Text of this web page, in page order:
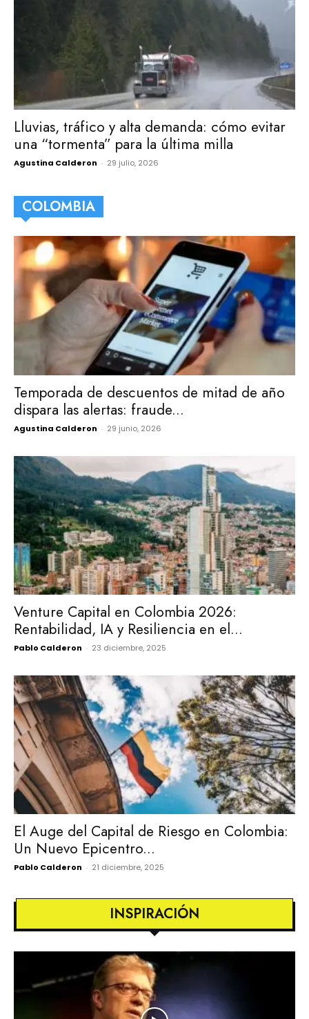
Lluvias, tráfico y alta demanda: cómo evitar
una “tormenta” para la última milla
Agustina Calderon - 29 julio, 2026
COLOMBIA
Temporada de descuentos de mitad de año
dispara las alertas: fraude...
Agustina Calderon - 29 junio, 2026
Venture Capital en Colombia 2026:
Rentabilidad, IA y Resiliencia en el...
Pablo Calderon - 23 diciembre, 2025
El Auge del Capital de Riesgo en Colombia:
Un Nuevo Epicentro...
Pablo Calderon - 21 diciembre, 2025
INSPIRACIÓN